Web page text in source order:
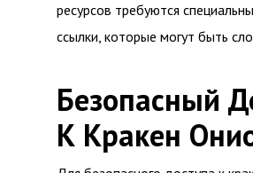
ресурсов требуются
ссылки, которые могут быть
Безопасный
К Кракен